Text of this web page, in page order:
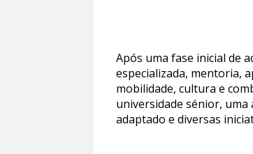
Após uma fase inicial de
especializada, mentoria,
mobilidade, cultura e
universidade sénior, uma
adaptado e diversas